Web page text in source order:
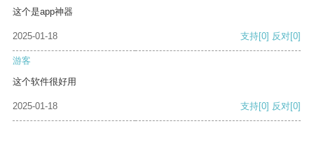
这个是app神器
2025-01-18 支持[0] 反对[0]
游客
这个软件很好用
2025-01-18 支持[0] 反对[0]